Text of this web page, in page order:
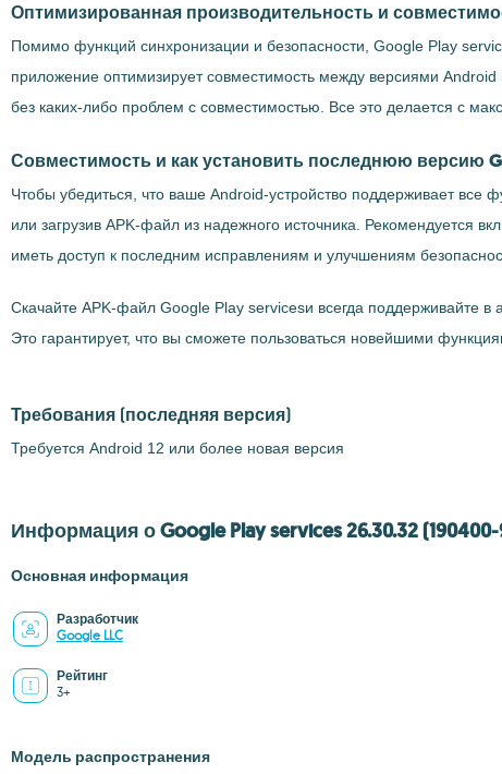
Оптимизированная производительность и
Помимо функций синхронизации и безопасности, Google Play
приложение оптимизирует совместимость между версиями
без каких-либо проблем с совместимостью. Все это делается с
Совместимость и как установить последнюю версию
Чтобы убедиться, что ваше Android-устройство поддерживает
или загрузив APK-файл из надежного источника. Рекомендуется
иметь доступ к последним исправлениям и улучшениям
Скачайте APK-файл Google Play servicesи всегда поддерживайте в
Это гарантирует, что вы сможете пользоваться новейшими
Требования (последняя версия)
Требуется Android 12 или более новая версия
Информация о Google Play services 26.30.32
Основная информация
Разработчик
Google LLC
Рейтинг
3+
Модель распространения